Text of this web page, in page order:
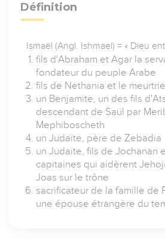
Définition
Ismaël (Angl. Ishmael) = « Dieu
fils d'Abraham et Agar la
fondateur du peuple Arabe
fils de Nethania et le
un Benjamite, un des fils
descendant de Saül par
Mephiboscheth
un Judaïte, père de Zebadia
un Judaïte, fils de Jochanan
capitaines qui aidèrent
Joas sur le trône
sacrificateur de la famille de
une épouse étrangère du